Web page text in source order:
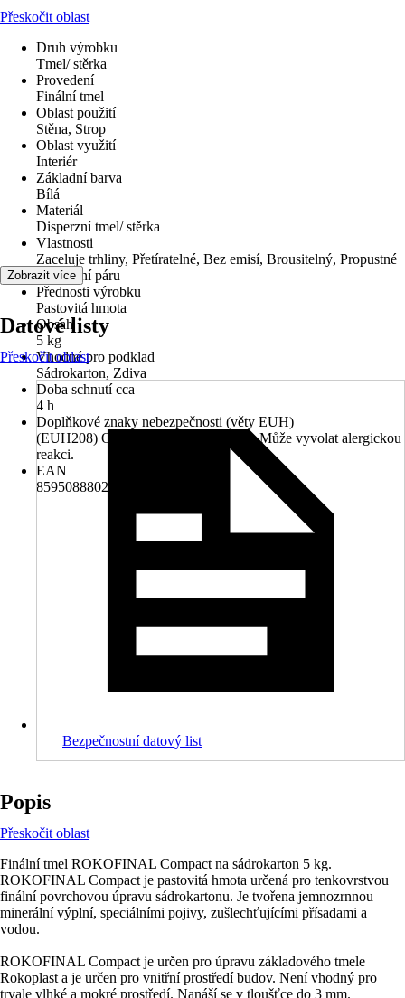
Přeskočit oblast
Druh výrobku
Tmel/ stěrka
Provedení
Finální tmel
Oblast použití
Stěna, Strop
Oblast využití
Interiér
Základní barva
Bílá
Materiál
Disperzní tmel/ stěrka
Vlastnosti
Zaceluje trhliny, Přetíratelné, Bez emisí, Brousitelný, Propustné
pro vodní páru
Přednosti výrobku
Pastovitá hmota
Obsah
5 kg
Vhodné pro podklad
Sádrokarton, Zdiva
Doba schnutí cca
4 h
Doplňkové znaky nebezpečnosti (věty EUH)
(EUH208) Obsahuje octhilinon (ISO). Může vyvolat alergickou
reakci.
EAN
8595088802292
Zobrazit více
Datové listy
Přeskočit oblast
Bezpečnostní datový list
Popis
Přeskočit oblast
Finální tmel ROKOFINAL Compact na sádrokarton 5 kg.
ROKOFINAL Compact je pastovitá hmota určená pro tenkovrstvou
finální povrchovou úpravu sádrokartonu. Je tvořena jemnozrnnou
minerální výplní, speciálními pojivy, zušlechťujícími přísadami a
vodou.
ROKOFINAL Compact je určen pro úpravu základového tmele
Rokoplast a je určen pro vnitřní prostředí budov. Není vhodný pro
trvale vlhké a mokré prostředí. Nanáší se v tloušťce do 3 mm.